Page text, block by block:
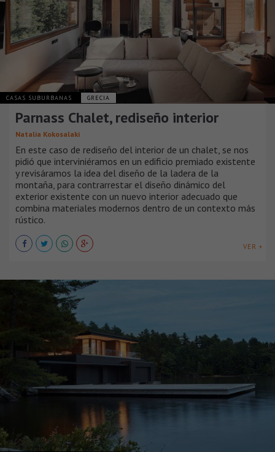
CASAS SUBURBANAS GRECIA
Parnass Chalet, rediseño interior
Natalia Kokosalaki
En este caso de rediseño del interior de un chalet, se nos
pidió que interviniéramos en un edificio premiado existente
y revisáramos la idea del diseño de la ladera de la
montaña, para contrarrestar el diseño dinámico del
exterior existente con un nuevo interior adecuado que
combina materiales modernos dentro de un contexto más
rústico.
VER +